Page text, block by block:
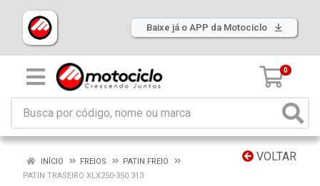
Baixe já o APP da Motociclo
0
VOLTAR
INÍCIO FREIOS
PATIN FREIO
PATIN TRASEIRO XLX250-350 313